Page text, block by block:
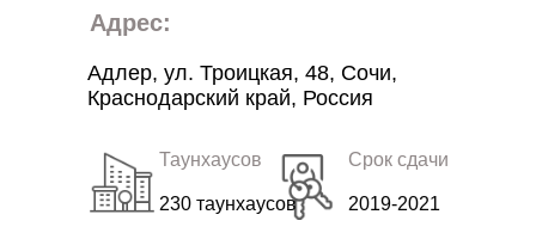
Адрес:
Адлер, ул. Троицкая, 48, Сочи,
Краснодарский край, Россия
Таунхаусов
230 таунхаусов
Срок сдачи
2019-2021